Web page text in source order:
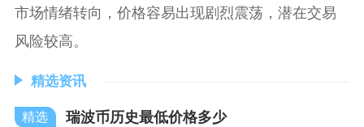
市场情绪转向，价格容易出现剧烈震荡，潜在交易
风险较高。
精选资讯
瑞波币历史最低价格多少